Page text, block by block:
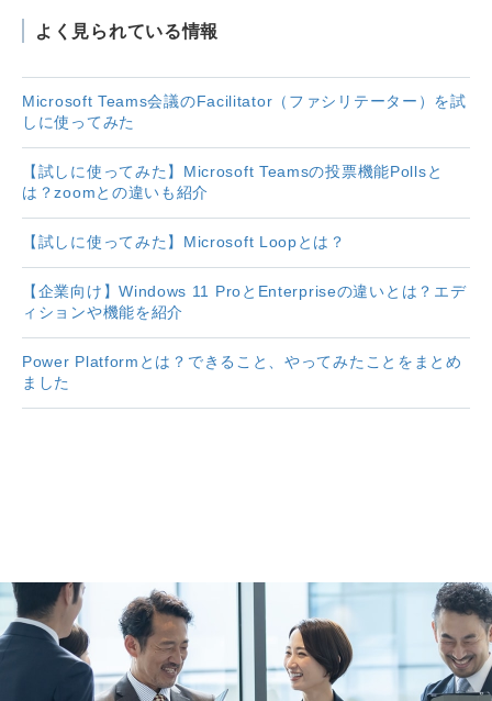
よく見られている情報
Microsoft Teams会議のFacilitator（ファシリテーター）を試
しに使ってみた
【試しに使ってみた】Microsoft Teamsの投票機能Pollsと
は？zoomとの違いも紹介
【試しに使ってみた】Microsoft Loopとは？
【企業向け】Windows 11 ProとEnterpriseの違いとは？エデ
ィションや機能を紹介
Power Platformとは？できること、やってみたことをまとめ
ました